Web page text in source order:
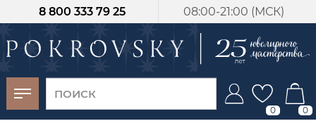
08:00-21:00 (МСК)
8 800 333 79 25
0 0
-30%
от 15 дней с
момента оплаты